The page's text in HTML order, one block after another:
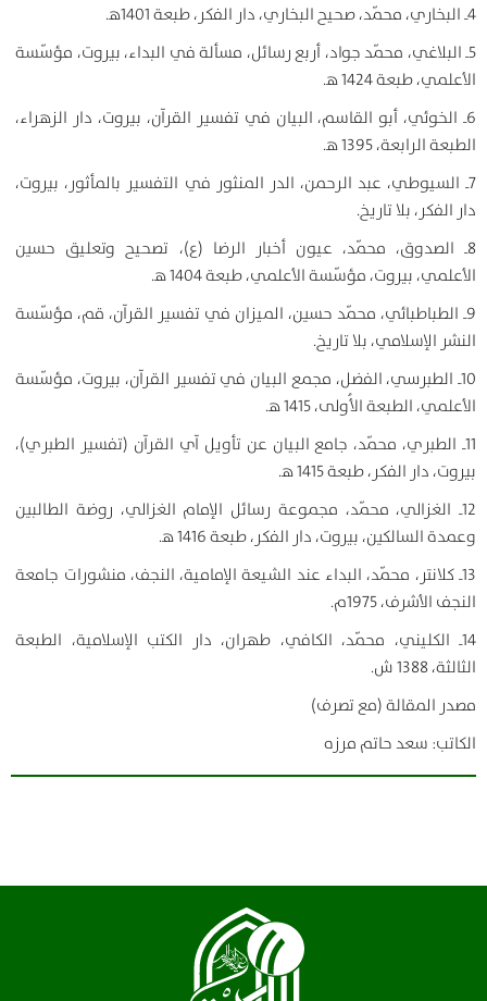
4ـ البخاري، محمّد، صحيح البخاري، دار الفكر، طبعة 1401ه‍.
5ـ البلاغي، محمّد جواد، أربع رسائل، مسألة في البداء، بيروت، مؤسّسة
الأعلمي، طبعة 1424 ه‍.
6ـ الخوئي، أبو القاسم، البيان في تفسير القرآن، بيروت، دار الزهراء،
الطبعة الرابعة، 1395 ه‍.
7ـ السيوطي، عبد الرحمن، الدر المنثور في التفسير بالمأثور، بيروت،
دار الفكر، بلا تاريخ.
8ـ الصدوق، محمّد، عيون أخبار الرضا (ع)، تصحيح وتعليق حسين
الأعلمي، بيروت، مؤسّسة الأعلمي، طبعة 1404 ه‍.
9ـ الطباطبائي، محمّد حسين، الميزان في تفسير القرآن، قم، مؤسّسة
النشر الإسلامي، بلا تاريخ.
10ـ الطبرسي، الفضل، مجمع البيان في تفسير القرآن، بيروت، مؤسّسة
الأعلمي، الطبعة الأُولى، 1415 ه‍.
11ـ الطبري، محمّد، جامع البيان عن تأويل آي القرآن (تفسير الطبري)،
بيروت، دار الفكر، طبعة 1415 ه‍.
12ـ الغزالي، محمّد، مجموعة رسائل الإمام الغزالي، روضة الطالبين
وعمدة السالكين، بيروت، دار الفكر، طبعة 1416 ه‍.
13ـ كلانتر، محمّد، البداء عند الشيعة الإمامية، النجف، منشورات جامعة
النجف الأشرف، 1975م.
14ـ الكليني، محمّد، الكافي، طهران، دار الكتب الإسلامية، الطبعة
الثالثة، 1388 ش.
مصدر المقالة (مع تصرف)
الكاتب: سعد حاتم مرزه